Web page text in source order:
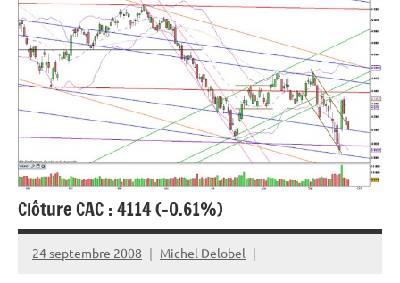
Clôture CAC : 4114 (-0.61%)
24 septembre 2008 Michel Delobel